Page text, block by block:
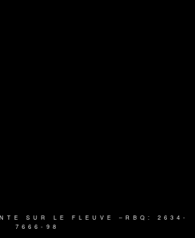
SUR LE FLEUVE –RBQ: 2634-
7666-98